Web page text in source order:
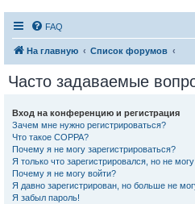
FAQ
На главную Список форумов
Часто задаваемые
Вход на конференцию и регистрация
Зачем мне нужно регистрироваться?
Что такое COPPA?
Почему я не могу зарегистрироваться?
Я только что зарегистрировался, но не
Почему я не могу войти?
Я давно зарегистрирован, но больше не
Я забыл пароль!